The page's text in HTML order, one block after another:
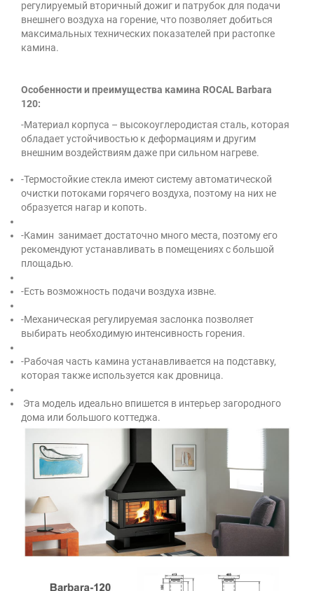
регулируемый вторичный дожиг и патрубок для подачи
внешнего воздуха на горение, что позволяет добиться
максимальных технических показателей при растопке
камина.
Особенности и преимущества камина ROCAL Barbara
120:
-Материал корпуса – высокоуглеродистая сталь, которая
обладает устойчивостью к деформациям и другим
внешним воздействиям даже при сильном нагреве.
-Термостойкие стекла имеют систему автоматической
очистки потоками горячего воздуха, поэтому на них не
образуется нагар и копоть.
-Камин занимает достаточно много места, поэтому его
рекомендуют устанавливать в помещениях с большой
площадью.
-Есть возможность подачи воздуха извне.
-Механическая регулируемая заслонка позволяет
выбирать необходимую интенсивность горения.
-Рабочая часть камина устанавливается на подставку,
которая также используется как дровница.
Эта модель идеально впишется в интерьер загородного
дома или большого коттеджа.